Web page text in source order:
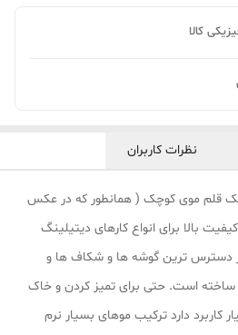
کالا
نظرات کاربران
قلم موی کوچک ( همانطور که در عکس
بالا برای انواع کارهای دیتیلینگ
دسترس ترین گوشه ها و شکاف ها و
ساخته است. حتی برای تمیز کردن و خاک
کاربرد دارد ترکیب موهای بسیار نرم